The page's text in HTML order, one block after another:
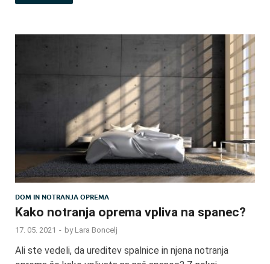
DOM IN NOTRANJA OPREMA
Kako notranja oprema vpliva na spanec?
17. 05. 2021 - by Lara Boncelj
Ali ste vedeli, da ureditev spalnice in njena notranja